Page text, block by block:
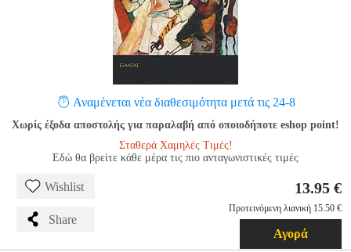
Αναμένεται νέα διαθεσιμότητα μετά τις 24-8
Χωρίς έξοδα αποστολής για παραλαβή από οποιοδήποτε eshop point!
Σταθερά Χαμηλές Τιμές!
Εδώ θα βρείτε κάθε μέρα τις πιο ανταγωνιστικές τιμές
Wishlist
Share
13.95 €
Προτεινόμενη λιανική 15.50 €
Αγορά